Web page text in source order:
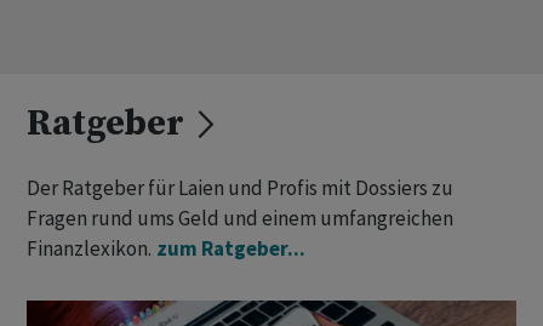
Ratgeber
Der Ratgeber für Laien und Profis mit Dossiers zu
Fragen rund ums Geld und einem umfangreichen
Finanzlexikon. zum Ratgeber...